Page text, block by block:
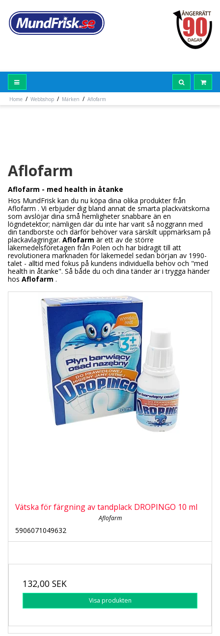
Home / Webbshop / Märken / Aflofarm
Aflofarm
Aflofarm - med health in åtanke
Hos MundFrisk kan du nu köpa dina olika produkter från
Aflofarm . Vi erbjuder dig bland annat de smarta plackvätskorna
som avslöjar dina små hemligheter snabbare än en
lögndetektor; nämligen där du inte har varit så noggrann med
din tandborste och därför behöver vara särskilt uppmärksam på
plackavlagringar. Aflofarm är ett av de större
läkemedelsföretagen från Polen och har bidragit till att
revolutionera marknaden för läkemedel sedan början av 1990-
talet - alltid med fokus på kundens individuella behov och "med
health in åtanke". Så både du och dina tänder är i trygga händer
hos Aflofarm .
Vätska för färgning av tandplack DROPINGO 10 ml
Aflofarm
5906071049632
132,00 SEK
Visa produkten